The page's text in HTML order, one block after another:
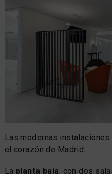
Las modernas
el corazón de Madrid:
La planta baja, con dos